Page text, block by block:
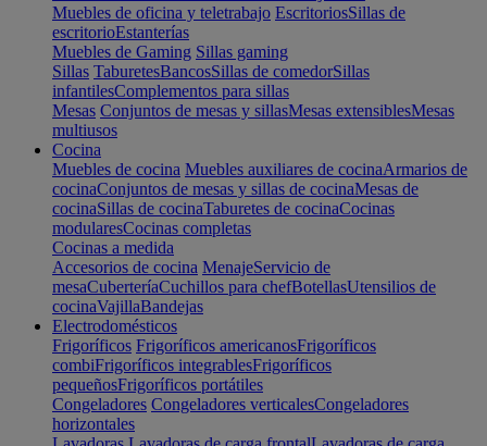
Muebles de oficina y teletrabajo EscritoriosSillas de
escritorioEstanterías
Muebles de Gaming Sillas gaming
Sillas TaburetesBancosSillas de comedorSillas
infantilesComplementos para sillas
Mesas Conjuntos de mesas y sillasMesas extensiblesMesas
multiusos
Cocina
Muebles de cocina Muebles auxiliares de cocinaArmarios de
cocinaConjuntos de mesas y sillas de cocinaMesas de
cocinaSillas de cocinaTaburetes de cocinaCocinas
modularesCocinas completas
Cocinas a medida
Accesorios de cocina MenajeServicio de
mesaCuberteríaCuchillos para chefBotellasUtensilios de
cocinaVajillaBandejas
Electrodomésticos
Frigoríficos Frigoríficos americanosFrigoríficos
combiFrigoríficos integrablesFrigoríficos
pequeñosFrigoríficos portátiles
Congeladores Congeladores verticalesCongeladores
horizontales